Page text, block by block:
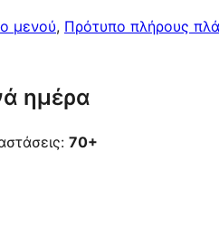
μενού, Πρότυπο πλήρους
ημέρα
70+